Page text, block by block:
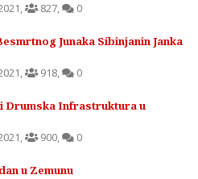
, 827, 0
Junaka Sibinjanin Janka
, 918, 0
Drumska Infrastruktura u
, 900, 0
u Zemunu